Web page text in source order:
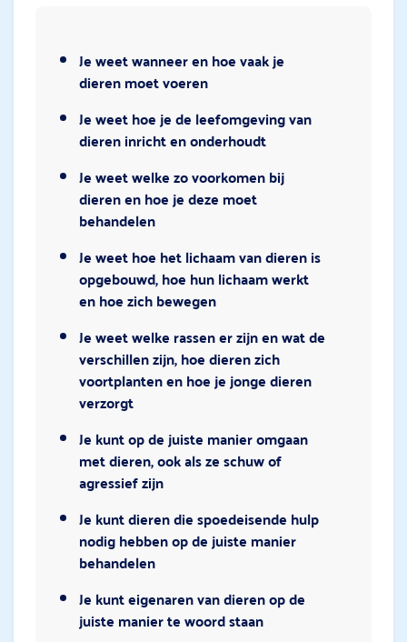
Je weet wanneer en hoe vaak je
dieren moet voeren
Je weet hoe je de leefomgeving van
dieren inricht en onderhoudt
Je weet welke zo voorkomen bij
dieren en hoe je deze moet
behandelen
Je weet hoe het lichaam van dieren is
opgebouwd, hoe hun lichaam werkt
en hoe zich bewegen
Je weet welke rassen er zijn en wat de
verschillen zijn, hoe dieren zich
voortplanten en hoe je jonge dieren
verzorgt
Je kunt op de juiste manier omgaan
met dieren, ook als ze schuw of
agressief zijn
Je kunt dieren die spoedeisende hulp
nodig hebben op de juiste manier
behandelen
Je kunt eigenaren van dieren op de
juiste manier te woord staan